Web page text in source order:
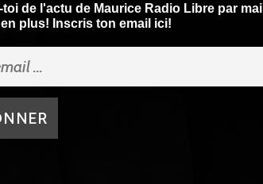
toi de l'actu de Maurice Radio Libre par mail
plus! Inscris ton email ici!